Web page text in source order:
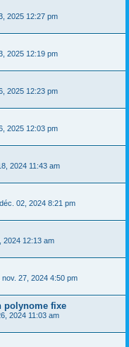
2025 12:27 pm
2025 12:19 pm
2025 12:23 pm
2025 12:03 pm
2024 11:43 am
02, 2024 8:21 pm
2024 12:13 am
nov. 27, 2024 4:50 pm
polynome fixe
2024 11:03 am